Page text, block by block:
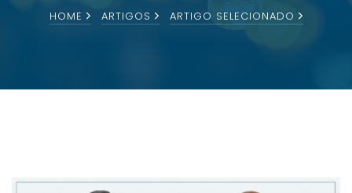
HOME ARTIGOS ARTIGO SELECIONADO